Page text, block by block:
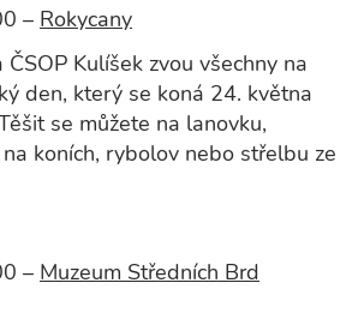
– Rokycany
ČSOP Kulíšek zvou všechny na
den, který se koná 24. května
se můžete na lanovku,
koních, rybolov nebo střelbu ze
– Muzeum Středních Brd